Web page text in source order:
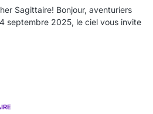
Sagittaire! Bonjour, aventuriers
septembre 2025, le ciel vous invite